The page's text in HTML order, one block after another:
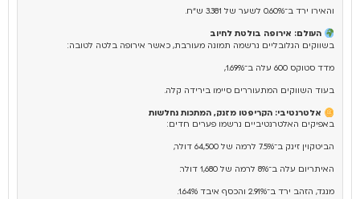
והאירו ירד ב־0.60% לשער של 3.381 ש״ח.
העולם: אירופה בולטת לחיוב
בשווקים הגלובליים נרשמה תמונה מעורבת, כאשר אירופה בלטה לטובה:
מדד סטוקס 600 עלה ב־1.69%,
בעוד השווקים המתעוררים סיימו בירידה קלה.
אלטרנטיבי: הקריפטו מזנק, המתכות נחלשות
באפיקים האלטרנטיביים נרשמו פערים חדים:
הביטקוין זינק ב־7.5% לרמה של 64,500 דולר,
האיתריום עלה ב־8% לרמה של 1,680 דולר.
מנגד, הזהב ירד ב־2.91% והכסף איבד 1.64%.